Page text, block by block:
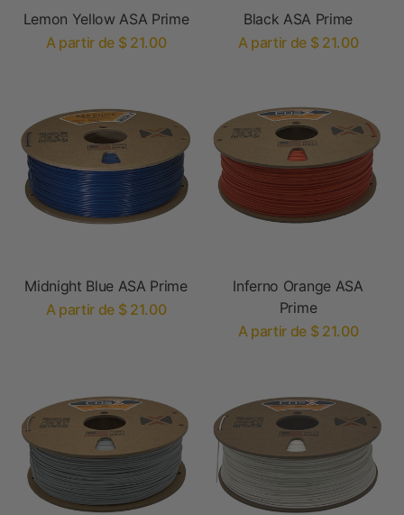
Lemon Yellow ASA Prime
A partir de $ 21.00
Black ASA Prime
A partir de $ 21.00
Midnight Blue ASA Prime
A partir de $ 21.00
Inferno Orange ASA
Prime
A partir de $ 21.00